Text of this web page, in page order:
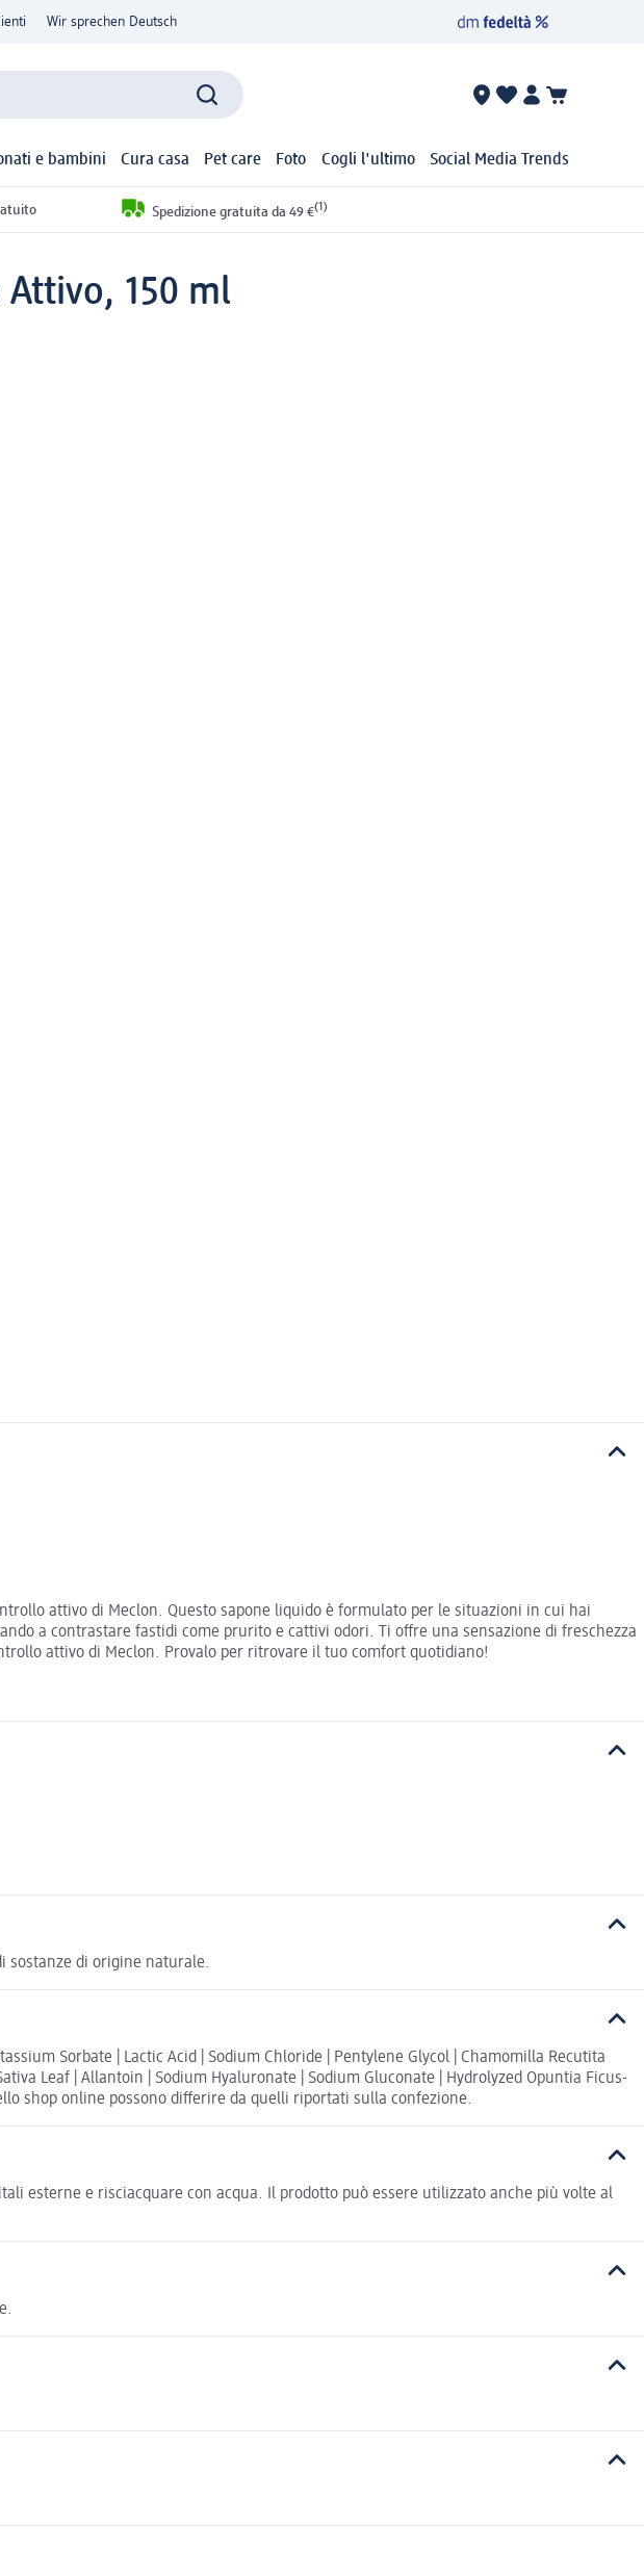
Wir sprechen Deutsch
e bambini Cura casa Pet care Foto Cogli l'ultimo Social Media Trends
Spedizione gratuita da 49 €(1)
150 ml
attivo di Meclon. Questo sapone liquido è formulato per le situazioni in cui hai
a contrastare fastidi come prurito e cattivi odori. Ti offre una sensazione di freschezza
attivo di Meclon. Provalo per ritrovare il tuo comfort quotidiano!
sostanze di origine naturale.
Sorbate | Lactic Acid | Sodium Chloride | Pentylene Glycol | Chamomilla Recutita
Leaf | Allantoin | Sodium Hyaluronate | Sodium Gluconate | Hydrolyzed Opuntia Ficus-
shop online possono differire da quelli riportati sulla confezione.
esterne e risciacquare con acqua. Il prodotto può essere utilizzato anche più volte al